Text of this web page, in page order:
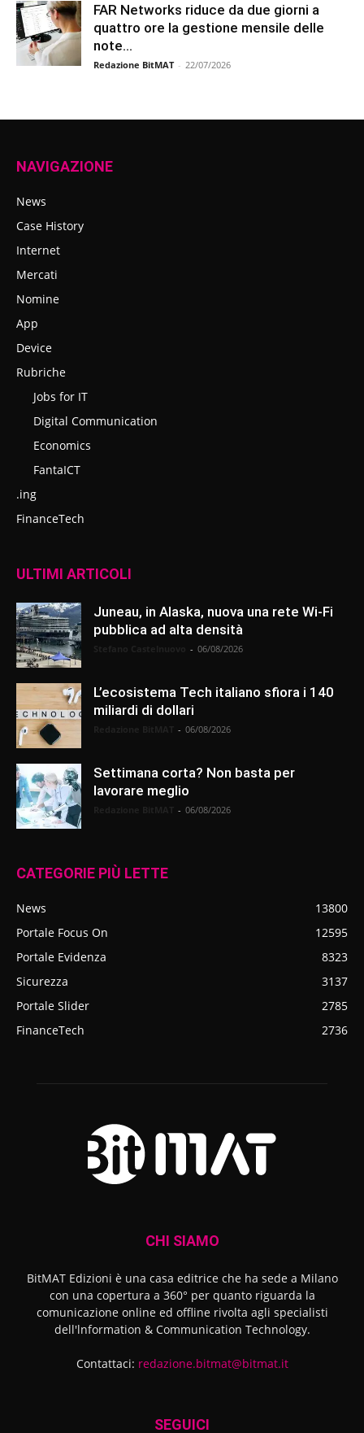
FAR Networks riduce da due giorni a
quattro ore la gestione mensile delle
note...
Redazione BitMAT - 22/07/2026
NAVIGAZIONE
News
Case History
Internet
Mercati
Nomine
App
Device
Rubriche
Jobs for IT
Digital Communication
Economics
FantaICT
.ing
FinanceTech
ULTIMI ARTICOLI
Juneau, in Alaska, nuova una rete Wi-Fi
pubblica ad alta densità
- 06/08/2026
L’ecosistema Tech italiano sfiora i 140
miliardi di dollari
- 06/08/2026
Settimana corta? Non basta per
lavorare meglio
- 06/08/2026
CATEGORIE PIÙ LETTE
News
13800
Portale Focus On
12595
Portale Evidenza
8323
Sicurezza
3137
Portale Slider
2785
FinanceTech
2736
CHI SIAMO
BitMAT Edizioni è una casa editrice che ha sede a Milano
con una copertura a 360° per quanto riguarda la
comunicazione online ed offline rivolta agli specialisti
dell'lnformation & Communication Technology.
Contattaci: redazione.bitmat@bitmat.it
SEGUICI